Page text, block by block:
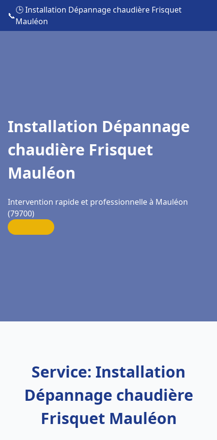
📞
🕒 Installation Dépannage chaudière Frisquet
Mauléon
Installation Dépannage
chaudière Frisquet
Mauléon
Intervention rapide et professionnelle à Mauléon
(79700)
Service: Installation
Dépannage chaudière
Frisquet Mauléon